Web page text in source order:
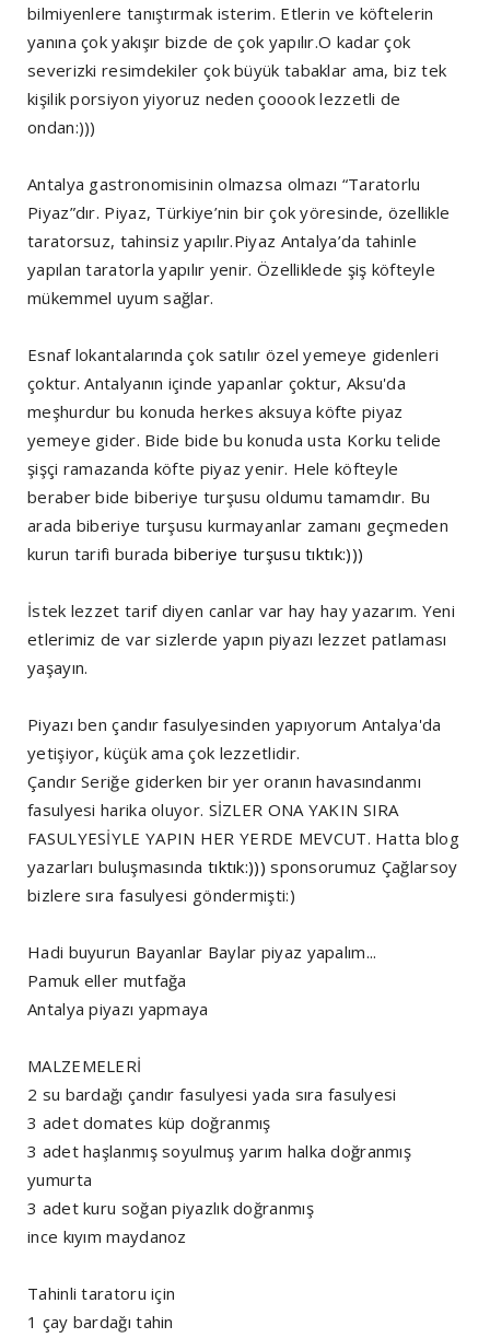
bilmiyenlere tanıştırmak isterim. Etlerin ve köftelerin
yanına çok yakışır bizde de çok yapılır.O kadar çok
severizki resimdekiler çok büyük tabaklar ama, biz tek
kişilik porsiyon yiyoruz neden çooook lezzetli de
ondan:)))
Antalya gastronomisinin olmazsa olmazı “Taratorlu
Piyaz”dır. Piyaz, Türkiye’nin bir çok yöresinde, özellikle
taratorsuz, tahinsiz yapılır.Piyaz Antalya’da tahinle
yapılan taratorla yapılır yenir. Özelliklede şiş köfteyle
mükemmel uyum sağlar.
Esnaf lokantalarında çok satılır özel yemeye gidenleri
çoktur. Antalyanın içinde yapanlar çoktur, Aksu'da
meşhurdur bu konuda herkes aksuya köfte piyaz
yemeye gider. Bide bide bu konuda usta Korku telide
şişçi ramazanda köfte piyaz yenir. Hele köfteyle
beraber bide biberiye turşusu oldumu tamamdır. Bu
arada biberiye turşusu kurmayanlar zamanı geçmeden
kurun tarifi buradabiberiye turşusu tıktık:)))
İstek lezzet tarif diyen canlar var hay hay yazarım. Yeni
etlerimiz de var sizlerde yapın piyazı lezzet patlaması
yaşayın.
Piyazı ben çandır fasulyesinden yapıyorum Antalya'da
yetişiyor, küçük ama çok lezzetlidir.
Çandır Seriğe giderken bir yer oranın havasındanmı
fasulyesi harika oluyor. SİZLER ONA YAKIN SIRA
FASULYESİYLE YAPIN HER YERDE MEVCUT. Hatta blog
yazarları buluşmasında tıktık:))) sponsorumuz Çağlarsoy
bizlere sıra fasulyesi göndermişti:)
Hadi buyurun Bayanlar Baylar piyaz yapalım...
Pamuk eller mutfağa
Antalya piyazı yapmaya
MALZEMELERİ
2 su bardağı çandır fasulyesi yada sıra fasulyesi
3 adet domates küp doğranmış
3 adet haşlanmış soyulmuş yarım halka doğranmış
yumurta
3 adet kuru soğan piyazlık doğranmış
ince kıyım maydanoz
Tahinli taratoru için
1 çay bardağı tahin